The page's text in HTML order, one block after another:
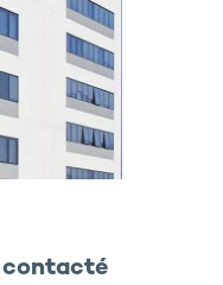
contacté